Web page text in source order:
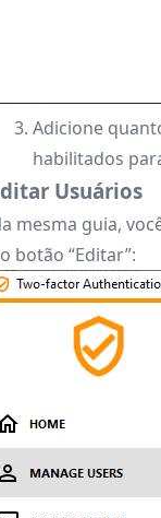
Adicione
habilitados
Usuários
mesma guia,
botão “Editar”: